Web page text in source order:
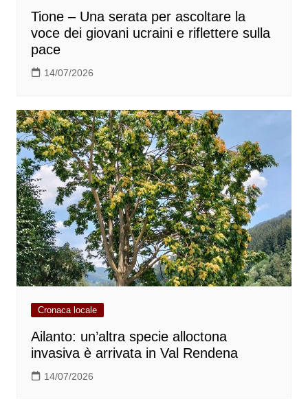
Tione – Una serata per ascoltare la
voce dei giovani ucraini e riflettere sulla
pace
14/07/2026
Cronaca locale
Ailanto: un’altra specie alloctona
invasiva è arrivata in Val Rendena
14/07/2026